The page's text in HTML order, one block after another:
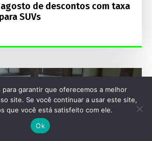
de descontos com taxa
SUVs
para garantir que oferecemos a melhor
site. Se você continuar a usar este site,
que você está satisfeito com ele.
Ok